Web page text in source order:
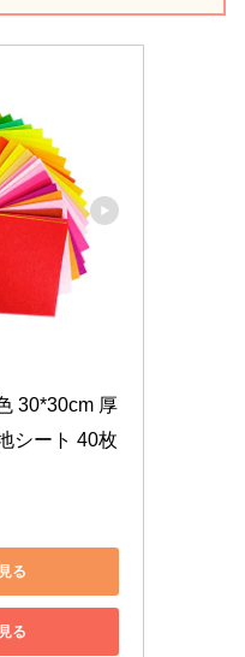
30*30cm 厚
シート 40枚
る
る